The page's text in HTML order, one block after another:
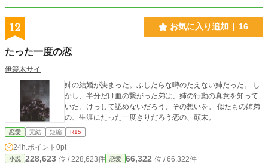
12 お気に入り追加 16
たった一度の恋
伊簑木サイ
姉の結婚が決まった。ふしだらな噂のたえない姉だった。 し
かし、半分だけ血の繋がった弟は、姉の行動の真意を知って
いた。けっして認めないだろう、その想いを。 似たもの姉弟
の、生涯にたった一度きりだろう恋の、顛末。
恋愛 完結 短編 R15
24h.ポイント 0pt
小説 228,623 位 / 228,623件 恋愛 66,322 位 / 66,322件